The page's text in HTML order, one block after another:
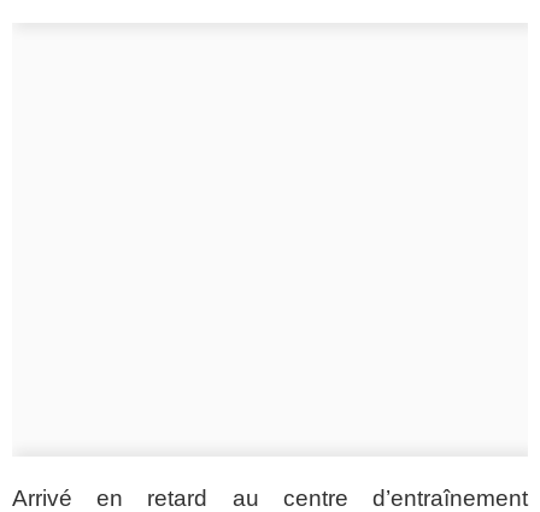
Arrivé en retard au centre d’entraînement